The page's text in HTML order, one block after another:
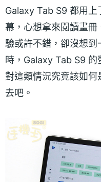
Galaxy Tab S9 都用
幕，心想拿來閱讀畫
驗或許不錯，卻沒想到
時，Galaxy Tab S9 的
對這類情況究竟該如
去吧。